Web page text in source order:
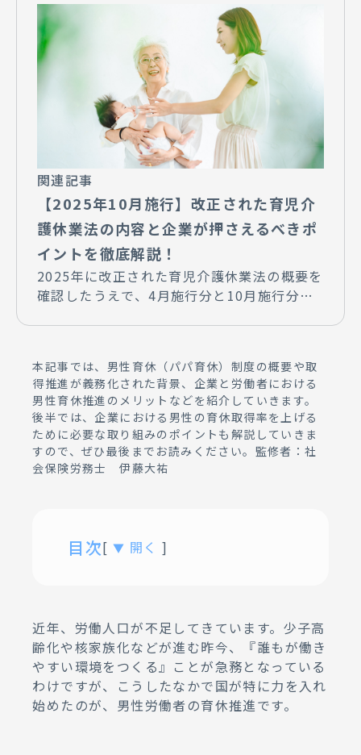
関連記事
【2025年10月施行】改正された育児介
護休業法の内容と企業が押さえるべきポ
イントを徹底解説！
2025年に改正された育児介護休業法の概要を
確認したうえで、4月施行分と10月施行分の
本記事では、男性育休（パパ育休）制度の概要や取
得推進が義務化された背景、企業と労働者における
男性育休推進のメリットなどを紹介していきます。
後半では、企業における男性の育休取得率を上げる
ために必要な取り組みのポイントも解説していきま
すので、ぜひ最後までお読みください。監修者：社
会保険労務士 伊藤大祐
目次[▼ 開く ]
02.男性育休の取得推進が義務化さ
れた背景とは
03.男性育休制度と育児休業制度と
の違い
04.
男性育休と『パパ・ママ育休プ
近年、労働人口が不足してきています。少子高
齢化や核家族化などが進む昨今、『誰もが働き
やすい環境をつくる』ことが急務となっている
わけですが、こうしたなかで国が特に力を入れ
始めたのが、男性労働者の育休推進です。